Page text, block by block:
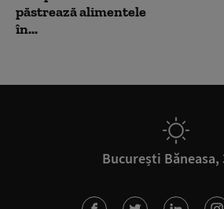
păstrează alimentele
în...
București Băneasa,